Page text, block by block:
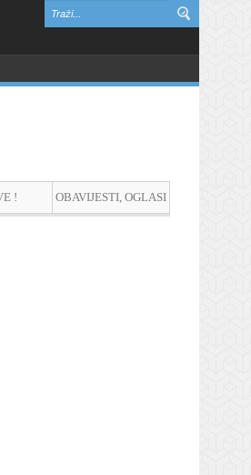
BRANITELJA
! OBAVIJESTI, OGLASI